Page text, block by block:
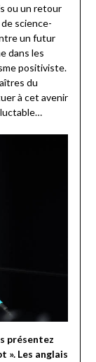
ou un retour
de science-
un futur
dans les
positiviste.
du
à cet avenir
présentez
». Les anglais